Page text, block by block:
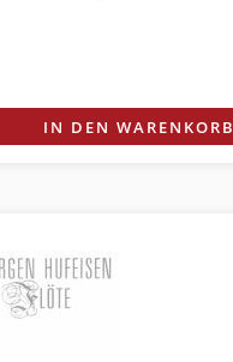
IN DEN WARENKORB